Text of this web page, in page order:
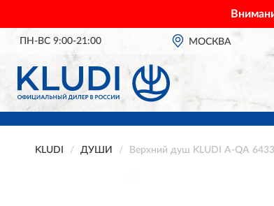
ПН-ВС 9:00-21:00 МОСКВА
KLUDI ДУШИ Верхний душ KLUDI A-QA